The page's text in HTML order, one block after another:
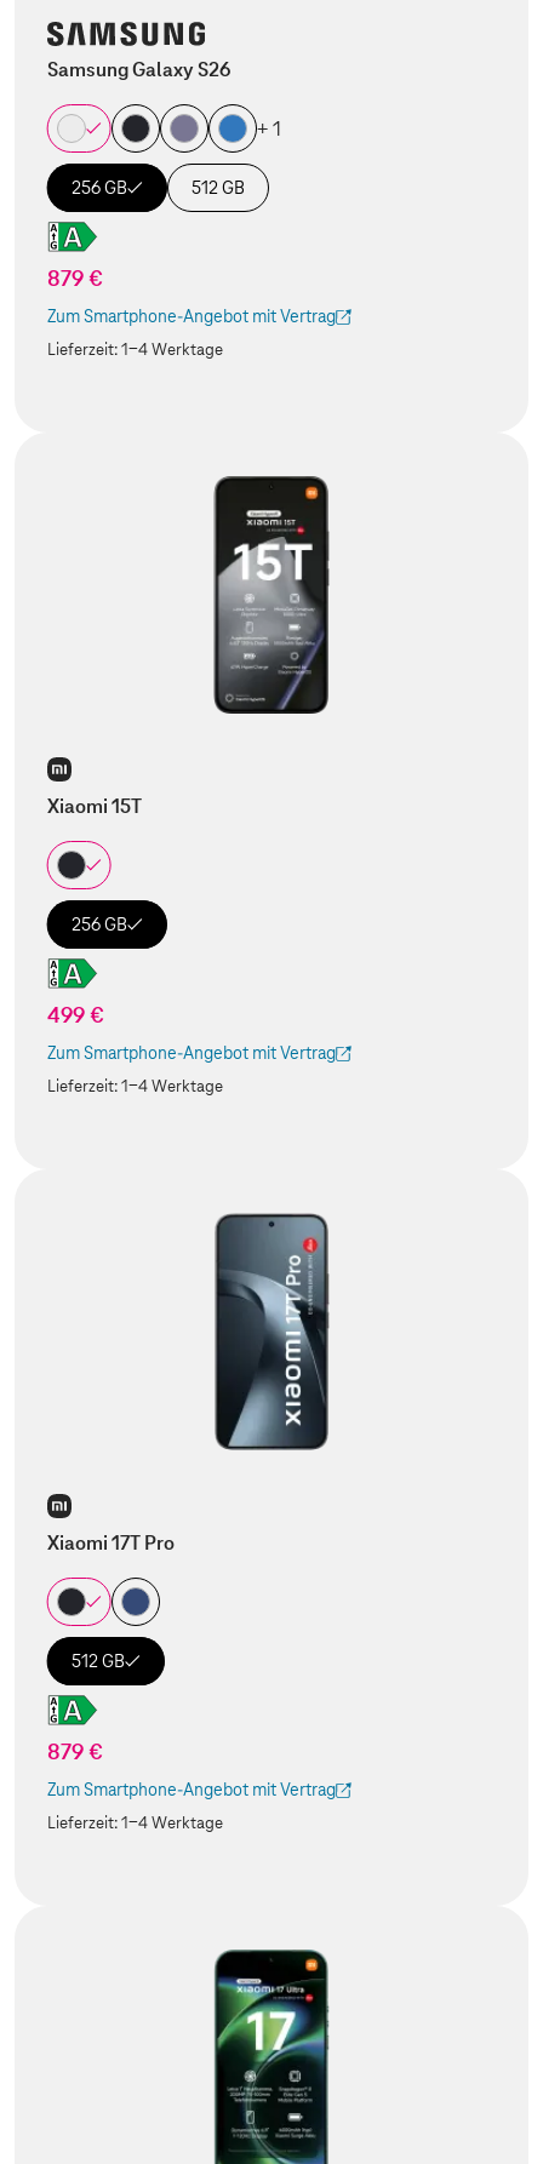
Samsung Galaxy S26
+ 1
256 GB 512 GB
879 €
Zum Smartphone-Angebot mit Vertrag
(Der Link wird in einem neuen Tab geöffnet)
Lieferzeit:1-4 Werktage
Xiaomi 15T
256 GB
499 €
Zum Smartphone-Angebot mit Vertrag
(Der Link wird in einem neuen Tab geöffnet)
Lieferzeit:1-4 Werktage
Xiaomi 17T Pro
512 GB
879 €
Zum Smartphone-Angebot mit Vertrag
(Der Link wird in einem neuen Tab geöffnet)
Lieferzeit:1-4 Werktage